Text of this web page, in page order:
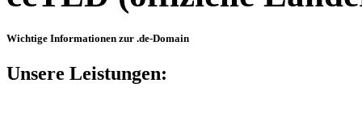
Wichtige Informationen zur .de-Domain
Unsere Leistungen: